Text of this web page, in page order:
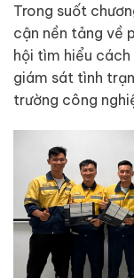
Trong suốt
cận nền tảng về
hội tìm hiểu cách
giám sát tình
trường công